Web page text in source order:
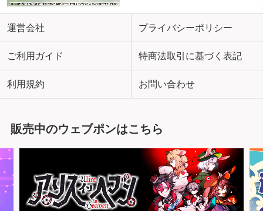
運営会社 プライバシーポリシー
ご利用ガイド 特商法取引に基づく表記
利用規約 お問い合わせ
販売中のウェブポンはこちら